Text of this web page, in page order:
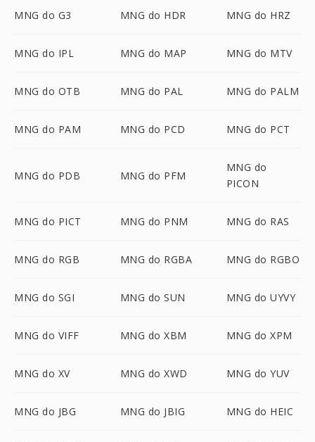
MNG do G3 MNG do HDR MNG do HRZ
MNG do IPL MNG do MAP MNG do MTV
MNG do OTB MNG do PAL MNG do PALM
MNG do PAM MNG do PCD MNG do PCT
MNG do PDB MNG do PFM
MNG do
PICON
MNG do PICT MNG do PNM MNG do RAS
MNG do RGB MNG do RGBA MNG do RGBO
MNG do SGI MNG do SUN MNG do UYVY
MNG do VIFF MNG do XBM MNG do XPM
MNG do XV MNG do XWD MNG do YUV
MNG do JBG MNG do JBIG MNG do HEIC